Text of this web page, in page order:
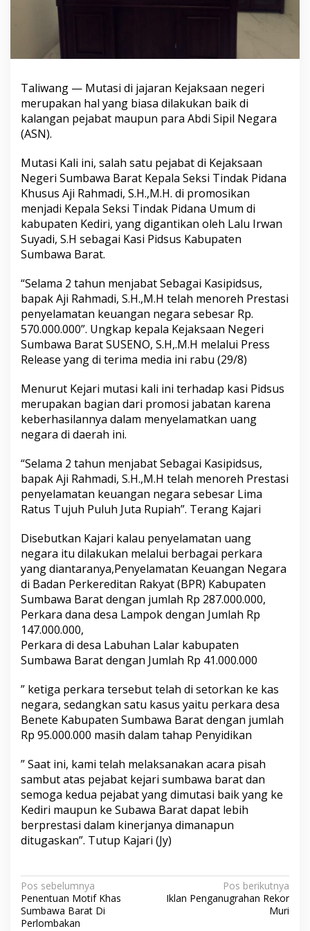
Taliwang — Mutasi di jajaran Kejaksaan negeri
merupakan hal yang biasa dilakukan baik di
kalangan pejabat maupun para Abdi Sipil Negara
(ASN).
Mutasi Kali ini, salah satu pejabat di Kejaksaan
Negeri Sumbawa Barat Kepala Seksi Tindak Pidana
Khusus Aji Rahmadi, S.H.,M.H. di promosikan
menjadi Kepala Seksi Tindak Pidana Umum di
kabupaten Kediri, yang digantikan oleh Lalu Irwan
Suyadi, S.H sebagai Kasi Pidsus Kabupaten
Sumbawa Barat.
“Selama 2 tahun menjabat Sebagai Kasipidsus,
bapak Aji Rahmadi, S.H.,M.H telah menoreh Prestasi
penyelamatan keuangan negara sebesar Rp.
570.000.000”. Ungkap kepala Kejaksaan Negeri
Sumbawa Barat SUSENO, S.H,.M.H melalui Press
Release yang di terima media ini rabu (29/8)
Menurut Kejari mutasi kali ini terhadap kasi Pidsus
merupakan bagian dari promosi jabatan karena
keberhasilannya dalam menyelamatkan uang
negara di daerah ini.
“Selama 2 tahun menjabat Sebagai Kasipidsus,
bapak Aji Rahmadi, S.H.,M.H telah menoreh Prestasi
penyelamatan keuangan negara sebesar Lima
Ratus Tujuh Puluh Juta Rupiah”. Terang Kajari
Disebutkan Kajari kalau penyelamatan uang
negara itu dilakukan melalui berbagai perkara
yang diantaranya,Penyelamatan Keuangan Negara
di Badan Perkereditan Rakyat (BPR) Kabupaten
Sumbawa Barat dengan jumlah Rp 287.000.000,
Perkara dana desa Lampok dengan Jumlah Rp
147.000.000,
Perkara di desa Labuhan Lalar kabupaten
Sumbawa Barat dengan Jumlah Rp 41.000.000
” ketiga perkara tersebut telah di setorkan ke kas
negara, sedangkan satu kasus yaitu perkara desa
Benete Kabupaten Sumbawa Barat dengan jumlah
Rp 95.000.000 masih dalam tahap Penyidikan
” Saat ini, kami telah melaksanakan acara pisah
sambut atas pejabat kejari sumbawa barat dan
semoga kedua pejabat yang dimutasi baik yang ke
Kediri maupun ke Subawa Barat dapat lebih
berprestasi dalam kinerjanya dimanapun
ditugaskan”. Tutup Kajari (Jy)
N
a
Pos sebelumnya
Penentuan Motif Khas
Sumbawa Barat Di
Perlombakan
Pos berikutnya
Iklan Penganugrahan Rekor
Muri